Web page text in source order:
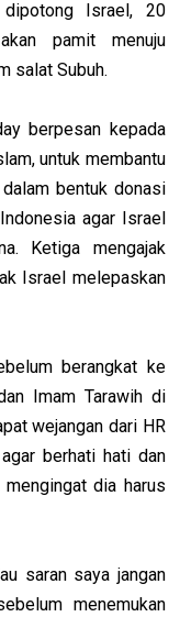
Israel, 20
pamit menuju
salat Subuh.
berpesan kepada
untuk membantu
bentuk donasi
agar Israel
Ketiga mengajak
Israel melepaskan
berangkat ke
Imam Tarawih di
wejangan dari HR
berhati hati dan
dia harus
saran saya jangan
menemukan